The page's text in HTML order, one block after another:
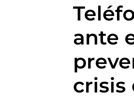
ante
crisis